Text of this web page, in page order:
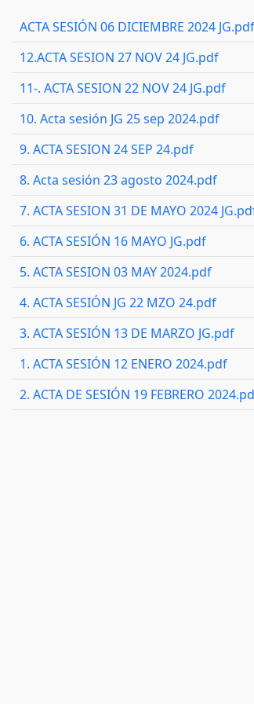
ACTA SESIÓN 06 DICIEMBRE 2024 JG.pdf
12.ACTA SESION 27 NOV 24 JG.pdf
11-. ACTA SESION 22 NOV 24 JG.pdf
10. Acta sesión JG 25 sep 2024.pdf
9. ACTA SESION 24 SEP 24.pdf
8. Acta sesión 23 agosto 2024.pdf
7. ACTA SESION 31 DE MAYO 2024
6. ACTA SESIÓN 16 MAYO JG.pdf
5. ACTA SESION 03 MAY 2024.pdf
4. ACTA SESIÓN JG 22 MZO 24.pdf
3. ACTA SESIÓN 13 DE MARZO JG.pdf
1. ACTA SESIÓN 12 ENERO 2024.pdf
2. ACTA DE SESIÓN 19 FEBRERO